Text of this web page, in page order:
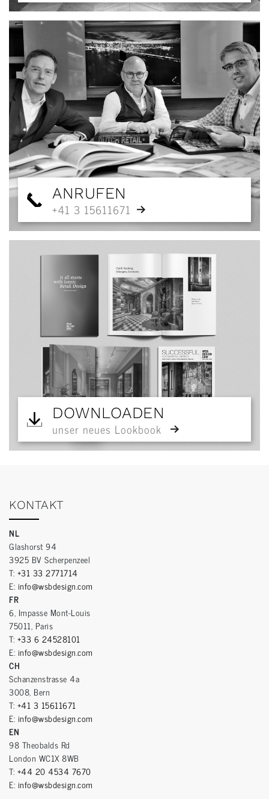
ANRUFEN
+41 3 15611671
DOWNLOADEN
unser neues Lookbook
KONTAKT
NL
Glashorst 94
3925 BV Scherpenzeel
T: +31 33 2771714
E: info@wsbdesign.com
FR
6, Impasse Mont-Louis
75011, Paris
T: +33 6 24528101
E: info@wsbdesign.com
CH
Schanzenstrasse 4a
3008, Bern
T: +41 3 15611671
E: info@wsbdesign.com
EN
98 Theobalds Rd
London WC1X 8WB
T: +44 20 4534 7670
E: info@wsbdesign.com